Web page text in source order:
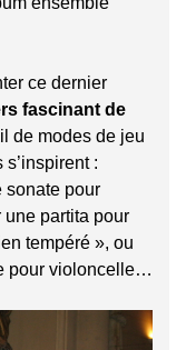
ce dernier
fascinant de
de modes de jeu
:
sonate pour
partita pour
tempéré », ou
pour violoncelle…